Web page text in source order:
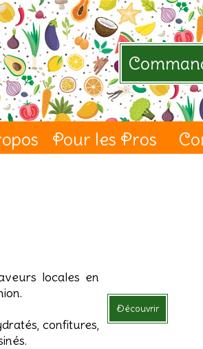
Pour les Pros
locales en
confitures,
Découvrir